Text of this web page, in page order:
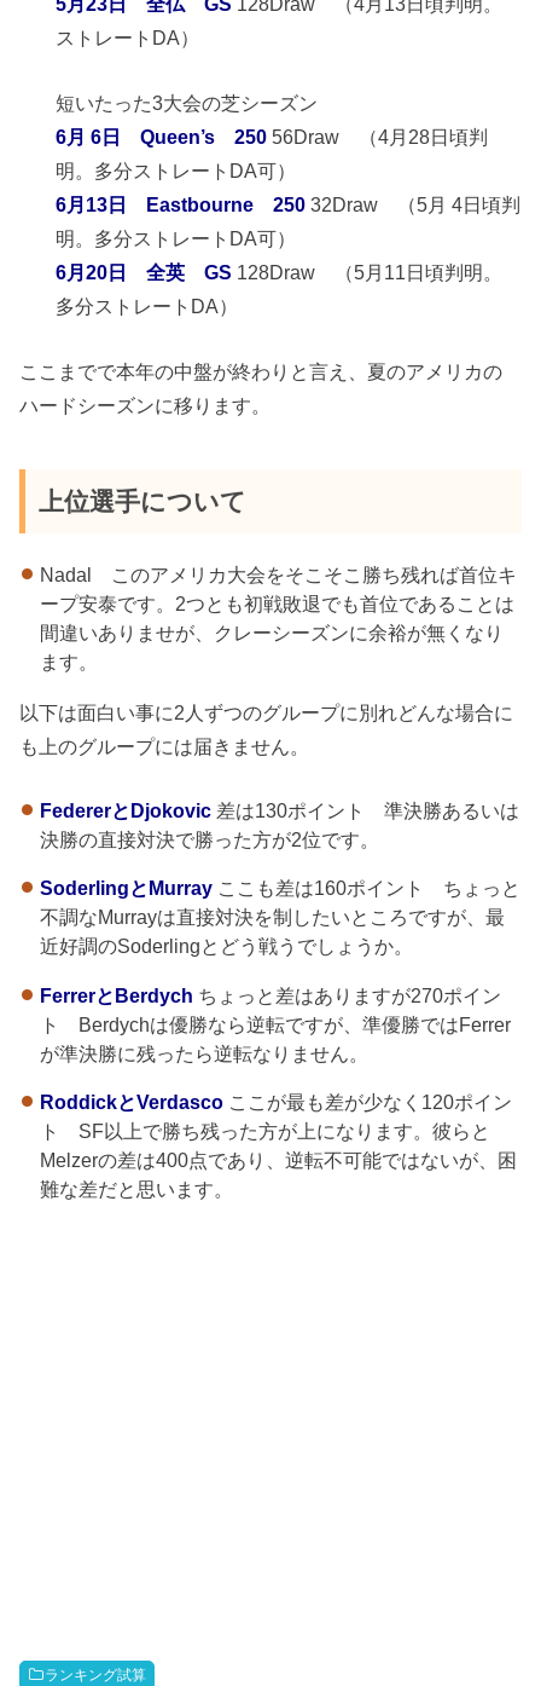
ストレートDA）
短いたった3大会の芝シーズン
6月 6日 Queen’s 250 56Draw （4月28日頃判
明。多分ストレートDA可）
6月13日 Eastbourne 250 32Draw （5月 4日頃判
明。多分ストレートDA可）
6月20日 全英 GS 128Draw （5月11日頃判明。
多分ストレートDA）
ここまでで本年の中盤が終わりと言え、夏のアメリカの
ハードシーズンに移ります。
上位選手について
Nadal このアメリカ大会をそこそこ勝ち残れば首位キ
ープ安泰です。2つとも初戦敗退でも首位であることは
間違いありませが、クレーシーズンに余裕が無くなり
ます。
以下は面白い事に2人ずつのグループに別れどんな場合に
も上のグループには届きません。
FedererとDjokovic差は130ポイント 準決勝あるいは
決勝の直接対決で勝った方が2位です。
SoderlingとMurrayここも差は160ポイント ちょっと
不調なMurrayは直接対決を制したいところですが、最
近好調のSoderlingとどう戦うでしょうか。
FerrerとBerdych ちょっと差はありますが270ポイン
ト Berdychは優勝なら逆転ですが、準優勝ではFerrer
が準決勝に残ったら逆転なりません。
RoddickとVerdasco ここが最も差が少なく120ポイン
ト SF以上で勝ち残った方が上になります。彼らと
Melzerの差は400点であり、逆転不可能ではないが、困
難な差だと思います。
ランキング試算